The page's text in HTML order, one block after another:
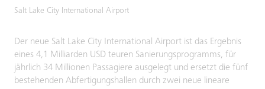
Salt Lake City International Airport
Der neue Salt Lake City International Airport ist das Ergebnis
eines 4,1 Milliarden USD teuren Sanierungsprogramms, für
jährlich 34 Millionen Passagiere ausgelegt und ersetzt die fünf
bestehenden Abfertigungshallen durch zwei neue lineare